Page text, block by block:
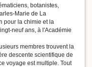
botanistes,
Marie de La
pour la chimie et la
neuf ans, à l'Académie
membres trouvent la
descente scientifique de
voyage est multiple. Tout